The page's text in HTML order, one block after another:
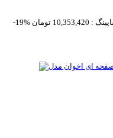
-19%
: 10,353,420 تومان